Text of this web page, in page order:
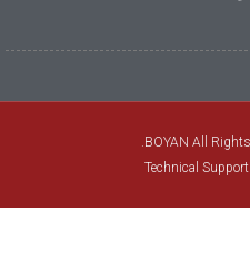
Technical Support